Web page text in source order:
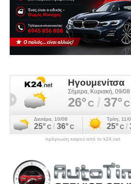
πρόγνωση καιρού από το k24.net